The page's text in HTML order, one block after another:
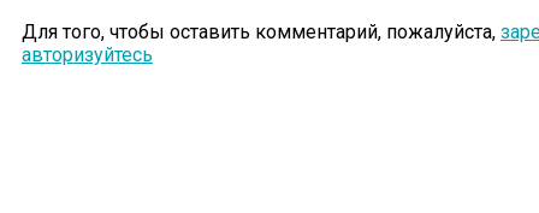
Для того, чтобы оставить комментарий, пожалуйста,
авторизуйтесь